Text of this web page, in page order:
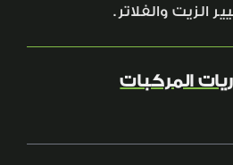
الزيت والفلاتر.
المركبات